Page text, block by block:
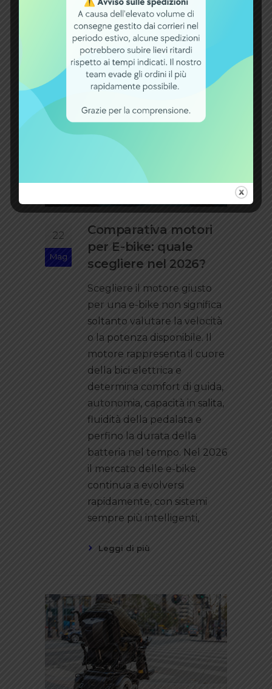
la differenza tra ricambi
Leggi di più
22
Mag
Comparativa motori
per E-bike: quale
scegliere nel 2026?
Scegliere il motore giusto
per una e-bike non significa
soltanto valutare la velocità
o la potenza disponibile. Il
motore rappresenta il cuore
della bici elettrica e
determina comfort di guida,
autonomia, capacità in salita,
fluidità della pedalata e
perfino la durata della
batteria nel tempo. Nel 2026
il mercato delle e-bike
continua a evolversi
rapidamente, con sistemi
sempre più intelligenti,
Leggi di più